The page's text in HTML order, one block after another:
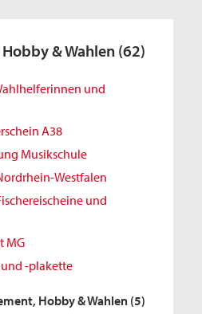
& Wahlen (62)
und
A38
Musikschule
Westfalen
und
MG
-plakette
Hobby & Wahlen (5)